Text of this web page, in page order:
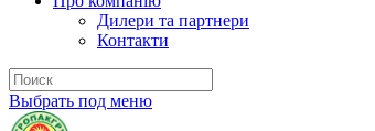
Дилери та партнери
Контакти
Выбрать под меню